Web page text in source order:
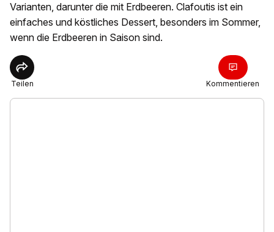
Varianten, darunter die mit Erdbeeren. Clafoutis ist ein
einfaches und köstliches Dessert, besonders im Sommer,
wenn die Erdbeeren in Saison sind.
Teilen Kommentieren